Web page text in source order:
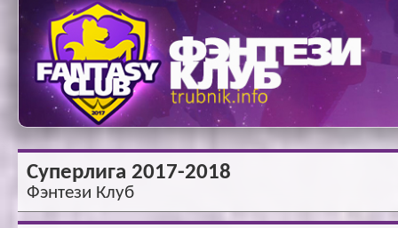
Суперлига 2017-2018
Фэнтези Клуб